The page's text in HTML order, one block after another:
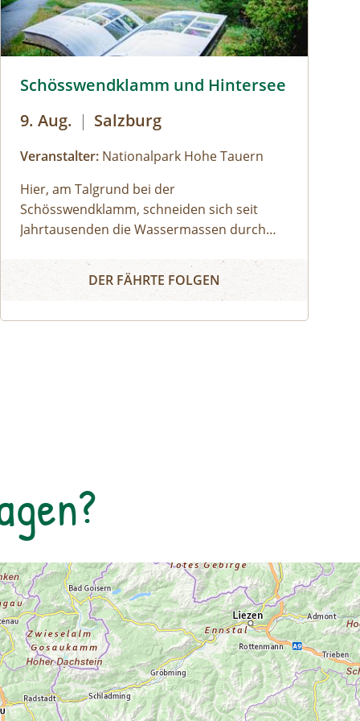
Schösswendklamm und Hintersee
9. Aug. | Salzburg
Veranstalter: Nationalpark Hohe Tauern
Hier, am Talgrund bei der
Schösswendklamm, schneiden sich seit
Jahrtausenden die Wassermassen durch
sehenswerte Erosionsformen, Kolke und
kleine Wasserfälle entstanden. Der Klamm
Schösswendklamm und Hintersee
DER FÄHRTE FOLGEN